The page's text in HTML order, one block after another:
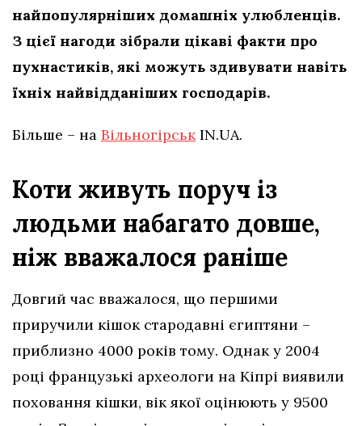
найпопулярніших домашніх улюбленців.
З цієї нагоди зібрали цікаві факти про
пухнастиків, які можуть здивувати навіть
їхніх найвідданіших господарів.
Більше – на ВільногірськIN.UA.
Коти живуть поруч із
людьми набагато довше,
ніж вважалося раніше
Довгий час вважалося, що першими
приручили кішок стародавні єгиптяни –
приблизно 4000 років тому. Однак у 2004
році французькі археологи на Кіпрі виявили
поховання кішки, вік якої оцінюють у 9500